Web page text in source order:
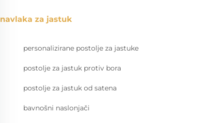
navlaka za jastuk
personalizirane postolje za jastuke
postolje za jastuk protiv bora
postolje za jastuk od satena
bavnošni naslonjači